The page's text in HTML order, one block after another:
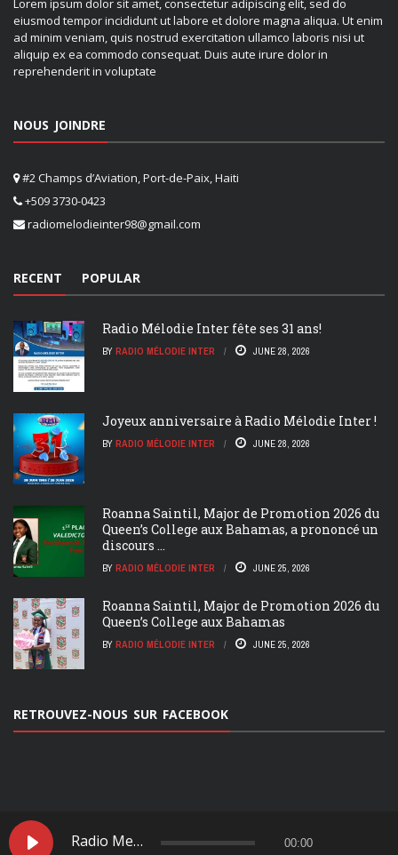
Lorem ipsum dolor sit amet, consectetur adipiscing elit, sed do
eiusmod tempor incididunt ut labore et dolore magna aliqua. Ut enim
ad minim veniam, quis nostrud exercitation ullamco laboris nisi ut
aliquip ex ea commodo consequat. Duis aute irure dolor in
reprehenderit in voluptate
NOUS JOINDRE
#2 Champs d’Aviation, Port-de-Paix, Haiti
+509 3730-0423
radiomelodieinter98@gmail.com
RECENT POPULAR
Radio Mélodie Inter fête ses 31 ans!
BY RADIO MÉLODIE INTER JUNE 28, 2026
Joyeux anniversaire à Radio Mélodie Inter !
BY RADIO MÉLODIE INTER JUNE 28, 2026
Roanna Saintil, Major de Promotion 2026 du
Queen’s College aux Bahamas, a prononcé un
discours ...
BY RADIO MÉLODIE INTER JUNE 25, 2026
Roanna Saintil, Major de Promotion 2026 du
Queen’s College aux Bahamas
BY RADIO MÉLODIE INTER JUNE 25, 2026
RETROUVEZ-NOUS SUR FACEBOOK
ACCUEIL
Radio Melodie Inter 00:00